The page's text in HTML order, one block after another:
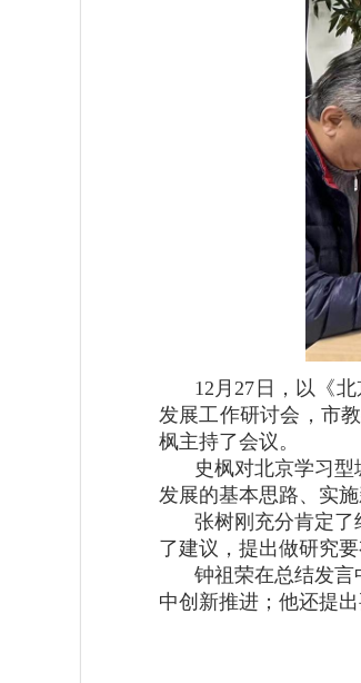
12月27日，以《
发展工作研讨会，市
枫主持了会议。
史枫对北京学习
发展的基本思路、实
张树刚充分肯定
了建议，提出做研究
钟祖荣在总结发
中创新推进；他还提